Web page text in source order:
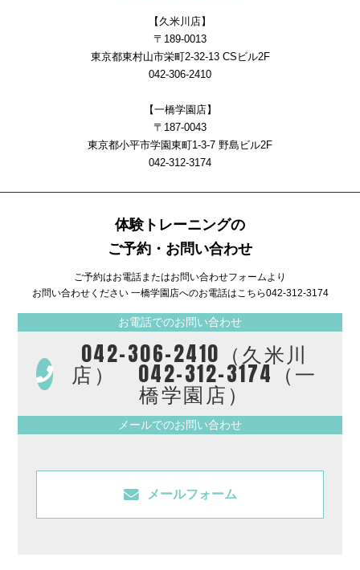
【久米川店】
〒189-0013
東京都東村山市栄町2-32-13 CSビル2F
042-306-2410
【一橋学園店】
〒187-0043
東京都小平市学園東町1-3-7 野島ビル2F
042-312-3174
体験トレーニングの
ご予約・お問い合わせ
ご予約はお電話またはお問い合わせフォームより
お問い合わせください 一橋学園店へのお電話はこちら042-312-3174
お電話でのお問い合わせ
042-306-2410（久米川
店） 042-312-3174（一
橋学園店）
メールでのお問い合わせ
メールフォーム